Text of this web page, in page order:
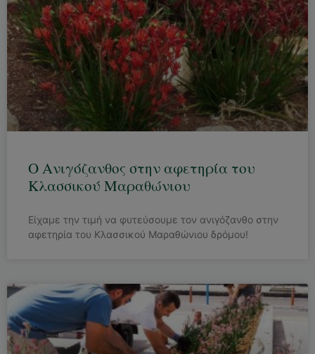
Ο Ανιγόζανθος στην αφετηρία του
Κλασσικού Μαραθώνιου
Είχαμε την τιμή να φυτεύσουμε τον ανιγόζανθο στην
αφετηρία του Κλασσικού Μαραθώνιου δρόμου!